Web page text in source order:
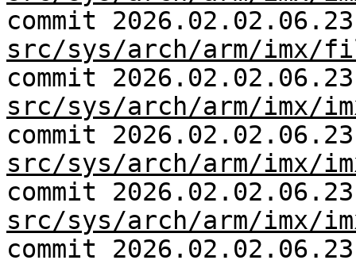
commit
src/sys/arch/arm/imx/
commit
src/sys/arch/arm/imx/
commit
src/sys/arch/arm/imx/
commit
src/sys/arch/arm/imx/
commit